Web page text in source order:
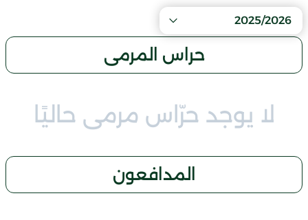
2025/2026
حراس المرمى
لا يوجد حرّاس مرمى حاليًا
المدافعون